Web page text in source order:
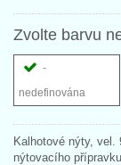
Zvolte barvu
-
nedefinována
Kalhotové nýty, vel.
nýtovacího